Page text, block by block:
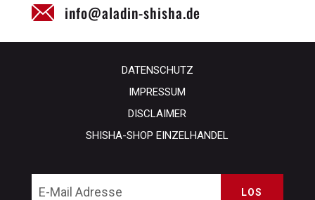
info@aladin-shisha.de
DATENSCHUTZ
IMPRESSUM
DISCLAIMER
SHISHA-SHOP EINZELHANDEL
LOS